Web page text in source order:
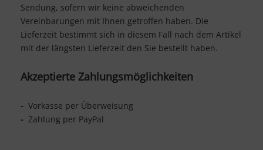
Sendung, sofern wir keine abweichenden
Vereinbarungen mit Ihnen getroffen haben. Die
Lieferzeit bestimmt sich in diesem Fall nach dem Artikel
mit der längsten Lieferzeit den Sie bestellt haben.
Akzeptierte Zahlungsmöglichkeiten
- Vorkasse per Überweisung
- Zahlung per PayPal